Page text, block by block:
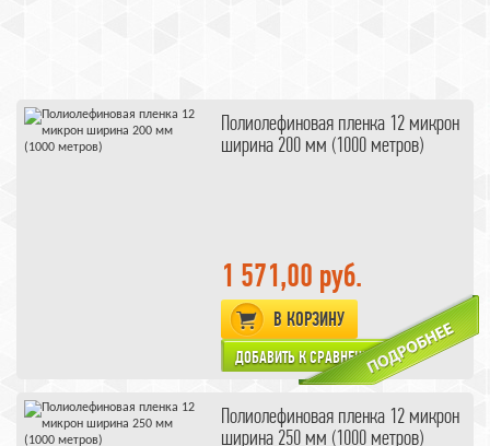
Полиолефиновая пленка 12 микрон
ширина 200 мм (1000 метров)
1 571,00 руб.
В КОРЗИНУ
Полиолефиновая пленка 12 микрон
ширина 250 мм (1000 метров)